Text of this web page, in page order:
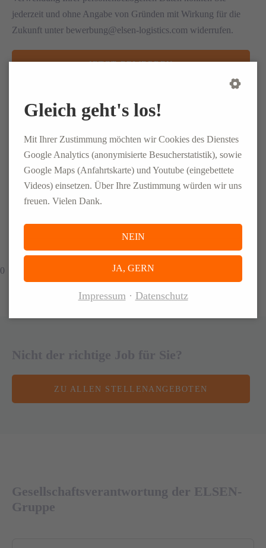
jederzeit und ohne Angabe von Gründen mit Wirkung für die
Zukunft unter bewerbung@elsen-logistics.com widerrufen.
JETZT BEWERBEN
CONLOG GmbH & Co. KG
Ahornweg 1-3
66740 Saarlouis
+49 (0)6831 4888-50
0
ZU ALLEN STELLENANGEBOTEN
Gesellschaftsverantwortung der ELSEN-
Gruppe
Gleich geht's los!
Mit Ihrer Zustimmung möchten wir Cookies des Dienstes
Google Analytics (anonymisierte Besucherstatistik), sowie
Google Maps (Anfahrtskarte) und Youtube (eingebettete
Videos) einsetzen. Über Ihre Zustimmung würden wir uns
freuen. Vielen Dank.
NEIN
JA, GERN
Impressum Datenschutz